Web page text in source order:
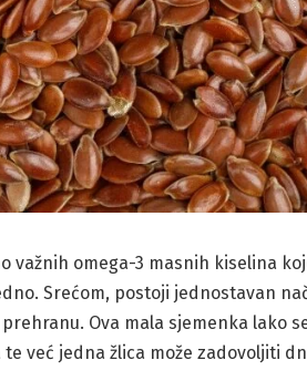
važnih omega-3 masnih kiselina
Srećom, postoji jednostavan
Ova mala sjemenka lako
već jedna žlica može zadovoljiti